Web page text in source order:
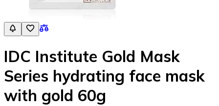
IDC Institute Gold Mask
Series hydrating face mask
with gold 60g